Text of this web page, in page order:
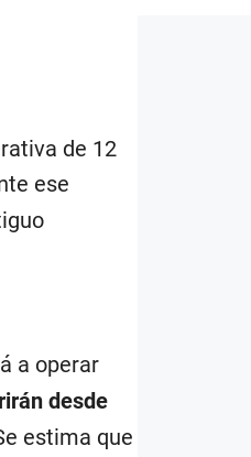
de 12
ese
a operar
desde
estima que